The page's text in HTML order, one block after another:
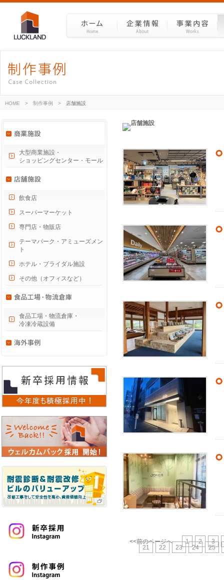
HOME > 制作事例 > 店舗施設
<<前のページへ 1 2
3
21
22 23 24 25
大型商業施設・
ショッピングセンター・モール
飲食店
スーパーマーケット
専門店・物販店
テーマパーク・アミューズメン
ト
ホテル・ブライダル施設
その他（オフィスなど）
食品工場・物流倉庫・
冷凍冷蔵設備